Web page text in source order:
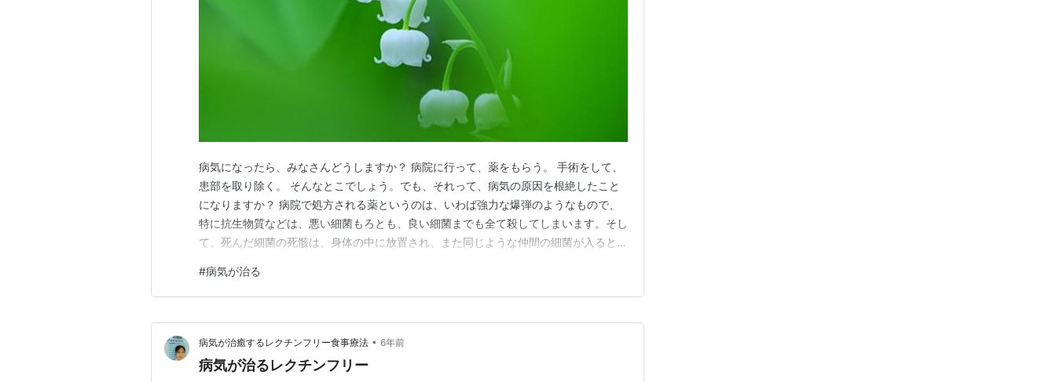
病気になったら、みなさんどうしますか？ 病院に行って、薬をもらう。 手術をして、
患部を取り除く。 そんなとこでしょう。でも、それって、病気の原因を根絶したこと
になりますか？ 病院で処方される薬というのは、いわば強力な爆弾のようなもので、
特に抗生物質などは、悪い細菌もろとも、良い細菌までも全て殺してしまいます。そし
て、死んだ細菌の死骸は、身体の中に放置され、また同じような仲間の細菌が入ると、
悪化していませんか？ 手術して患部を取り除けば、その悪かった部分だけは取り除け
るかもしれません。一時的には良くなったように感じるか…
#病気が治る
病気が治癒するレクチンフリー食事療法 • 6年前
病気が治るレクチンフリー